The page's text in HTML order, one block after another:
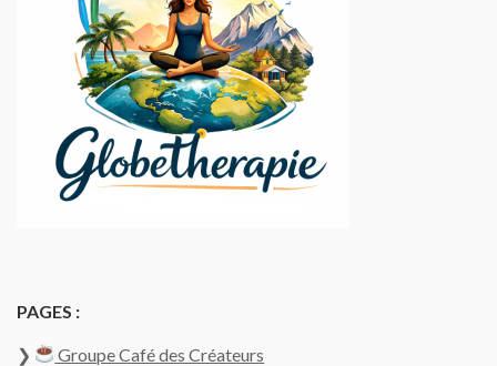
produit
PAGES :
❯
Groupe Café des Créateurs